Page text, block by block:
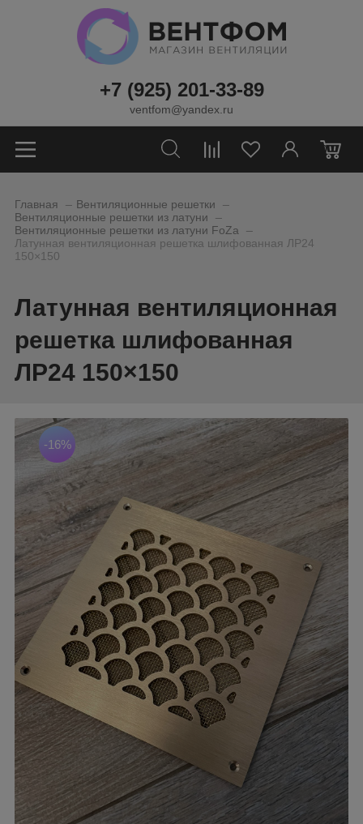
+7 (925) 201-33-89
ventfom@yandex.ru
0
Главная Вентиляционные решетки
Вентиляционные решетки из латуни _
Вентиляционные решетки из латуни FoZa
Латунная вентиляционная решетка шлифованная ЛР24
150×150
Латунная вентиляционная
решетка шлифованная
ЛР24 150×150
-16%